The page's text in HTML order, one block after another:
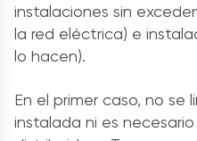
instalaciones sin
la red eléctrica) e
lo hacen).
En el primer caso, no se
instalada ni es